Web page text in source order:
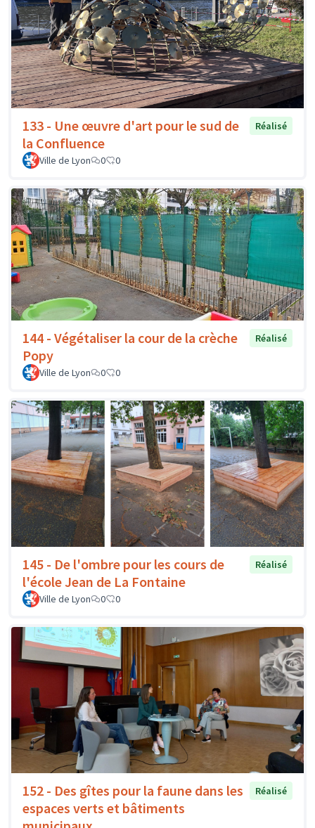
133 - Une œuvre d'art pour le sud de
la Confluence
Réalisé
Ville de Lyon 0 0
144 - Végétaliser la cour de la crèche
Popy
Réalisé
Ville de Lyon 0 0
145 - De l'ombre pour les cours de
l'école Jean de La Fontaine
Réalisé
Ville de Lyon 0 0
152 - Des gîtes pour la faune dans les
espaces verts et bâtiments
Réalisé